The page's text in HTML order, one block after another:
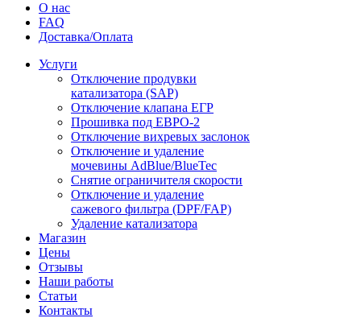
О нас
FAQ
Доставка/Оплата
Услуги
Отключение продувки
катализатора (SAP)
Отключение клапана ЕГР
Прошивка под ЕВРО-2
Отключение вихревых заслонок
Отключение и удаление
мочевины AdBlue/BlueTec
Снятие ограничителя скорости
Отключение и удаление
сажевого фильтра (DPF/FAP)
Удаление катализатора
Магазин
Цены
Отзывы
Наши работы
Статьи
Контакты